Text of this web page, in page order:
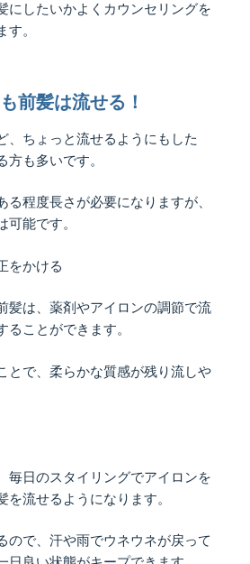
にしたいかよくカウンセリングを
す。
前髪は流せる！
、ちょっと流せるようにもした
方も多いです。
る程度長さが必要になりますが、
可能です。
をかける
髪は、薬剤やアイロンの調節で流
ことができます。
とで、柔らかな質感が残り流しや
毎日のスタイリングでアイロンを
を流せるようになります。
ので、汗や雨でウネウネが戻って